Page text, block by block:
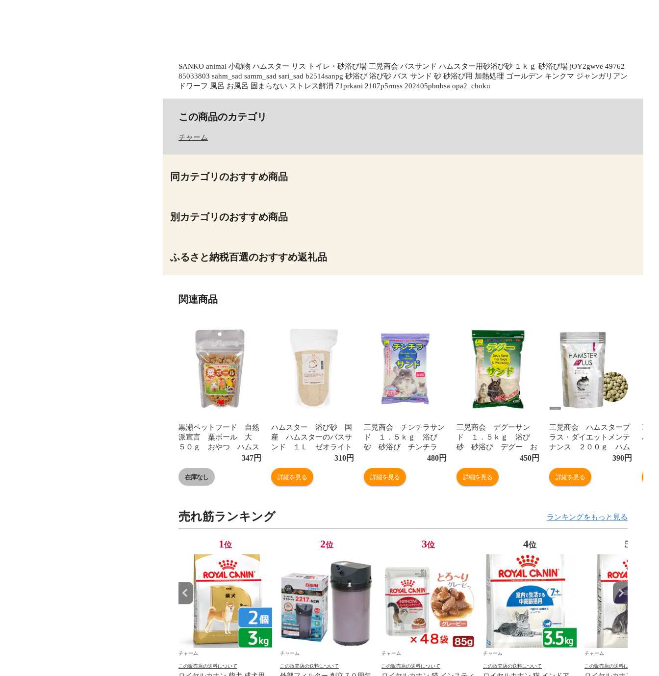
SANKO animal 小動物 ハムスター リス トイレ・砂浴び場 三晃商会 バスサンド ハムスター用砂浴び砂 １ｋｇ 砂浴び場 jOY2gwve 49762
85033803 sahm_sad samm_sad sari_sad b2514sanpg 砂浴び 浴び砂 バス サンド 砂 砂浴び用 加熱処理 ゴールデン キンクマ ジャンガリアン
ドワーフ 風呂 お風呂 固まらない ストレス解消 71prkani 2107p5rmss 202405pbnbsa opa2_choku
この商品のカテゴリ
チャーム
同カテゴリのおすすめ商品
別カテゴリのおすすめ商品
ふるさと納税百選のおすすめ返礼品
関連商品
黒瀬ペットフード 自然
派宣言 粟ボール 大
５０ｇ おやつ ハムス
ター リス モモンガ 関
東当日便
347円
在庫なし
ハムスター 浴び砂 国
産 ハムスターのバスサ
ンド １Ｌ ゼオライト
サンド 消臭 関東当日便
310円
詳細を見る
三晃商会 チンチラサン
ド １．５ｋｇ 浴び
砂 砂浴び チンチラ
用 お一人様６点限り 関
東当日便
480円
詳細を見る
三晃商会 デグーサン
ド １．５ｋｇ 浴び
砂 砂浴び デグー お
一人様１０点限り プレ
ーリードッグ 関東当日便
450円
詳細を見る
三晃商会 ハムスタープ
ラス・ダイエットメンテ
ナンス ２００ｇ ハム
スター 餌 総合栄養食
関東当日便
390円
詳細を見る
三
ハ
売れ筋ランキング ランキングをもっと見る
1位
チャーム
この販売店の送料について
2位
チャーム
この販売店の送料について
3位
チャーム
この販売店の送料について
4位
チャーム
この販売店の送料について
5
チャーム
この販売店の送料について